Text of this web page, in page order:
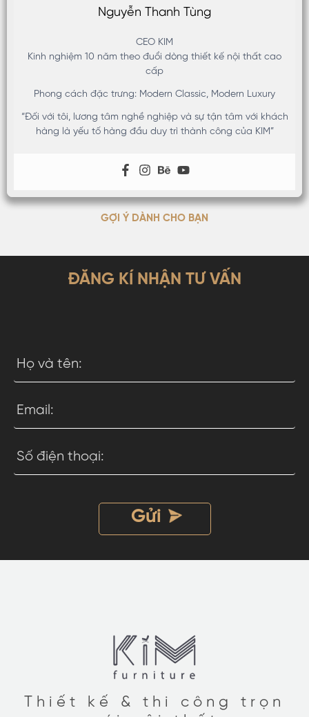
Nguyễn Thanh Tùng
CEO KIM
Kinh nghiệm 10 năm theo đuổi dòng thiết kế nội thất cao
cấp
Phong cách đặc trưng: Modern Classic, Modern Luxury
“Đối với tôi, lương tâm nghề nghiệp và sự tận tâm với khách
hàng là yếu tố hàng đầu duy trì thành công của KIM”
GỢI Ý DÀNH CHO BẠN
ĐĂNG KÍ NHẬN TƯ VẤN
Thiết kế & thi công trọn